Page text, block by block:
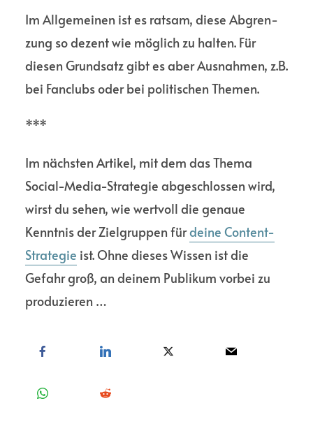
Im Allge­meinen ist es ratsam, diese Abgren­
zung so dezent wie möglich zu halten. Für
diesen Grundsatz gibt es aber Ausnahmen, z.B.
bei Fanclubs oder bei politi­schen Themen.
***
Im nächsten Artikel, mit dem das Thema
Social-Media-Strategie abgeschlossen wird,
wirst du sehen, wie wertvoll die genaue
Kenntnis der Ziel­gruppen fürdeine Content-
Strategie ist. Ohne dieses Wissen ist die
Gefahr groß, an deinem Publikum vorbei zu
produzieren …